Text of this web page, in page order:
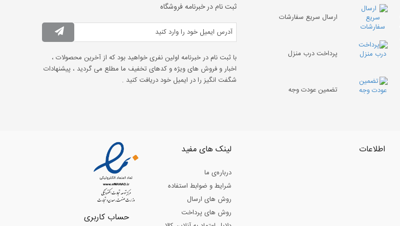
ارسال سریع سفارشات
پرداخت درب منزل
تضمین عودت وجه
ثبت نام در خبرنامه فروشگاه
با ثبت نام در خبرنامه اولین نفری خواهید بود که از آخرین محصولات ،
اخبار و فروش های ویژه و کدهای تخفیف ما مطلع می گردید ، پیشنهادات
شگفت انگیز را در ایمیل خود دریافت کنید .
اطلاعات لینک های مفید
درباره‌ی ما
شرایط و ضوابط استفاده
روش های ارسال
روش های پرداخت
حساب کاربری